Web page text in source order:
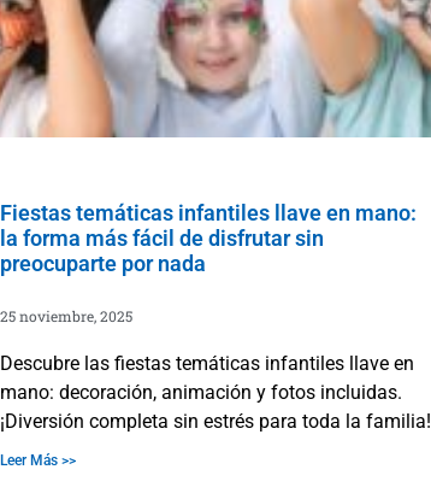
Fiestas temáticas infantiles llave en mano:
la forma más fácil de disfrutar sin
preocuparte por nada
25 noviembre, 2025
Descubre las fiestas temáticas infantiles llave en
mano: decoración, animación y fotos incluidas.
¡Diversión completa sin estrés para toda la familia!
Leer Más >>